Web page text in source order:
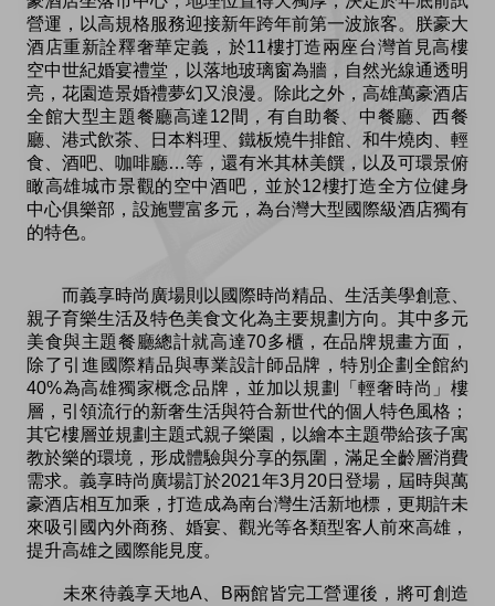
營運，以高規格服務迎接新年跨年前第一波旅客。朕豪大
酒店重新詮釋奢華定義，於11樓打造兩座台灣首見高樓
空中世紀婚宴禮堂，以落地玻璃窗為牆，自然光線通透明
亮，花園造景婚禮夢幻又浪漫。除此之外，高雄萬豪酒店
全館大型主題餐廳高達12間，有自助餐、中餐廳、西餐
廳、港式飲茶、日本料理、鐵板燒牛排館、和牛燒肉、輕
食、酒吧、咖啡廳…等，還有米其林美饌，以及可環景俯
瞰高雄城市景觀的空中酒吧，並於12樓打造全方位健身
中心俱樂部，設施豐富多元，為台灣大型國際級酒店獨有
的特色。
而義享時尚廣場則以國際時尚精品、生活美學創意、
親子育樂生活及特色美食文化為主要規劃方向。其中多元
美食與主題餐廳總計就高達70多櫃，在品牌規畫方面，
除了引進國際精品與專業設計師品牌，特別企劃全館約
40%為高雄獨家概念品牌，並加以規劃「輕奢時尚」樓
層，引領流行的新奢生活與符合新世代的個人特色風格；
其它樓層並規劃主題式親子樂園，以繪本主題帶給孩子寓
教於樂的環境，形成體驗與分享的氛圍，滿足全齡層消費
需求。義享時尚廣場訂於2021年3月20日登場，屆時與萬
豪酒店相互加乘，打造成為南台灣生活新地標，更期許未
來吸引國內外商務、婚宴、觀光等各類型客人前來高雄，
提升高雄之國際能見度。
未來待義享天地A、B兩館皆完工營運後，將可創造